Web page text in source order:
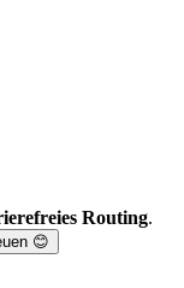
Routing.
😊